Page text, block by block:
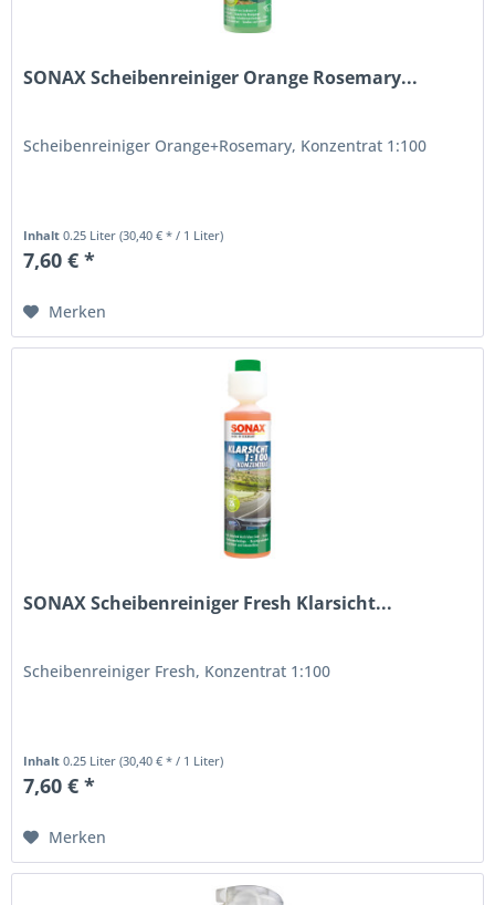
SONAX Scheibenreiniger Orange Rosemary...
Scheibenreiniger Orange+Rosemary, Konzentrat 1:100
Inhalt0.25 Liter(30,40 € * / 1 Liter)
7,60 € *
Merken
SONAX Scheibenreiniger Fresh Klarsicht...
Scheibenreiniger Fresh, Konzentrat 1:100
Inhalt0.25 Liter(30,40 € * / 1 Liter)
7,60 € *
Merken